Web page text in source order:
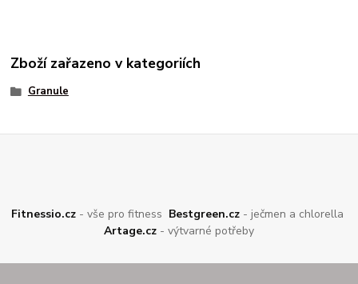
Zboží zařazeno v kategoriích
Granule
Fitnessio.cz - vše pro fitness Bestgreen.cz - ječmen a chlorella
Artage.cz - výtvarné potřeby